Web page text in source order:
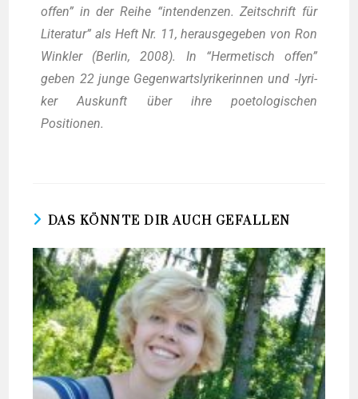
offen” in der Rei­he “inten­den­zen. Zeit­schrift für
Lite­ra­tur” als Heft Nr. 11, her­aus­ge­ge­ben von Ron
Wink­ler (Ber­lin, 2008). In “Her­me­tisch offen”
geben 22 jun­ge Gegen­warts­ly­ri­ke­rin­nen und ‑lyri­
ker Aus­kunft über ihre poe­to­lo­gi­schen
Positionen.
DAS KÖNNTE DIR AUCH GEFALLEN